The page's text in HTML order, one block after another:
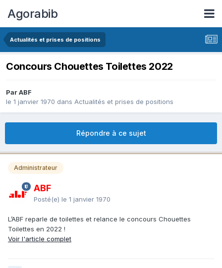
Agorabib
Actualités et prises de positions
Concours Chouettes Toilettes 2022
Par ABF
le 1 janvier 1970 dans Actualités et prises de positions
Répondre à ce sujet
Administrateur
ABF
Posté(e) le 1 janvier 1970
L’ABF reparle de toilettes et relance le concours Chouettes
Toilettes en 2022 !
Voir l'article complet